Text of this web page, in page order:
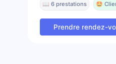
📖 6 prestations 🤩
Prendre rendez-